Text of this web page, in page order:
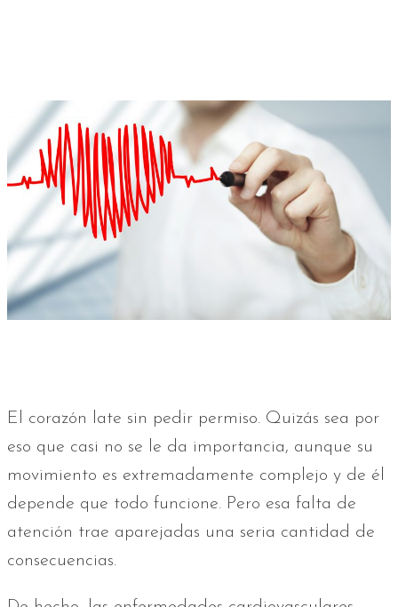
El corazón late sin pedir permiso. Quizás sea por
eso que casi no se le da importancia, aunque su
movimiento es extremadamente complejo y de él
depende que todo funcione. Pero esa falta de
atención trae aparejadas una seria cantidad de
consecuencias.